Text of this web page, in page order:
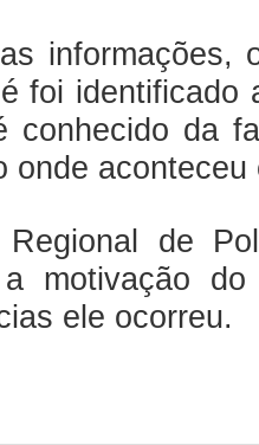
informações,
foi identificado
conhecido da
onde aconteceu
Regional de
motivação
ele ocorreu.